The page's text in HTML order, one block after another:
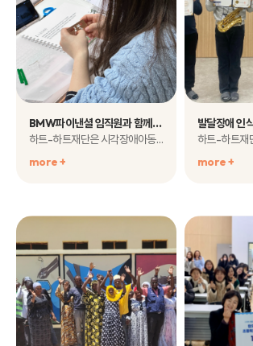
BMW파이낸셜 임직원과 함께하는 시각장애아동을 위한 [특별한도서] 제작 현장 소식
하트-하트재단은 시각장애아동에게 꿈과 비전을 제시하고 책 읽을 권리를..
more +
more +